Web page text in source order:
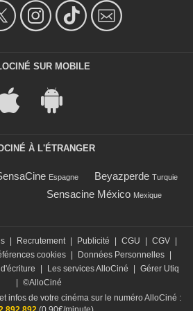
SUR MOBILE
À L'ÉTRANGER
Espagne Beyazperde Turquie
Sensacine México Mexique
| Recrutement | Publicité | CGU | CGV |
cookies | Données Personnelles |
| Les services AlloCiné | Gérer Utiq
| ©AlloCiné
infos de votre cinéma sur le numéro AlloCiné :